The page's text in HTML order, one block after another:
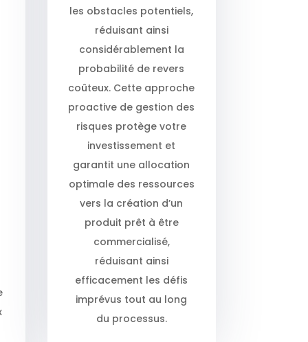
les obstacles potentiels,
réduisant ainsi
considérablement la
probabilité de revers
coûteux. Cette approche
proactive de gestion des
risques protège votre
investissement et
garantit une allocation
optimale des ressources
vers la création d’un
produit prêt à être
commercialisé,
réduisant ainsi
efficacement les défis
imprévus tout au long
du processus.